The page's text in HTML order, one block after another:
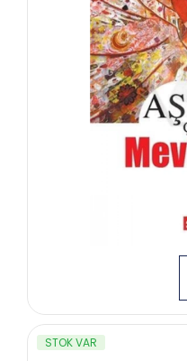
STOK VAR